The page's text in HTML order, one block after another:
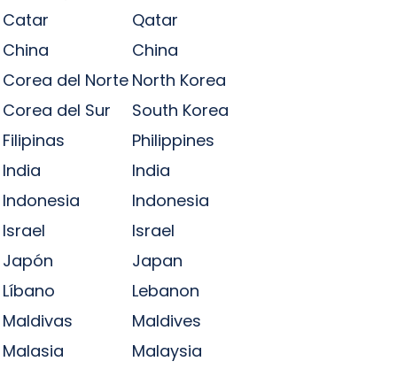
Catar
Qatar
China
China
Corea del Norte North Korea
Corea del Sur
South Korea
Filipinas
Philippines
India
India
Indonesia
Indonesia
Israel
Israel
Japón
Japan
Líbano
Lebanon
Maldivas
Maldives
Malasia
Malaysia